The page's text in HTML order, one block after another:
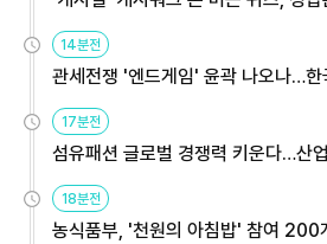
14분전
관세전쟁 '엔드게임' 윤곽 나오나…한
용해야
17분전
섬유패션 글로벌 경쟁력 키운다…산
원
18분전
농식품부, '천원의 아침밥' 참여 200